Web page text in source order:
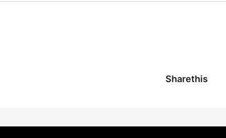
Sharethis